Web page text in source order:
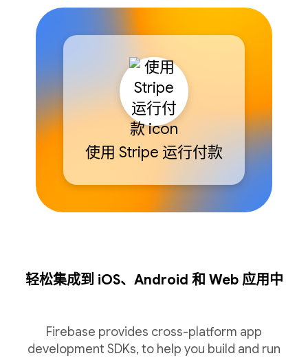
使用 Stripe 运行付款
轻松集成到 iOS、Android 和 Web 应用中
Firebase provides cross-platform app
development SDKs, to help you build and run